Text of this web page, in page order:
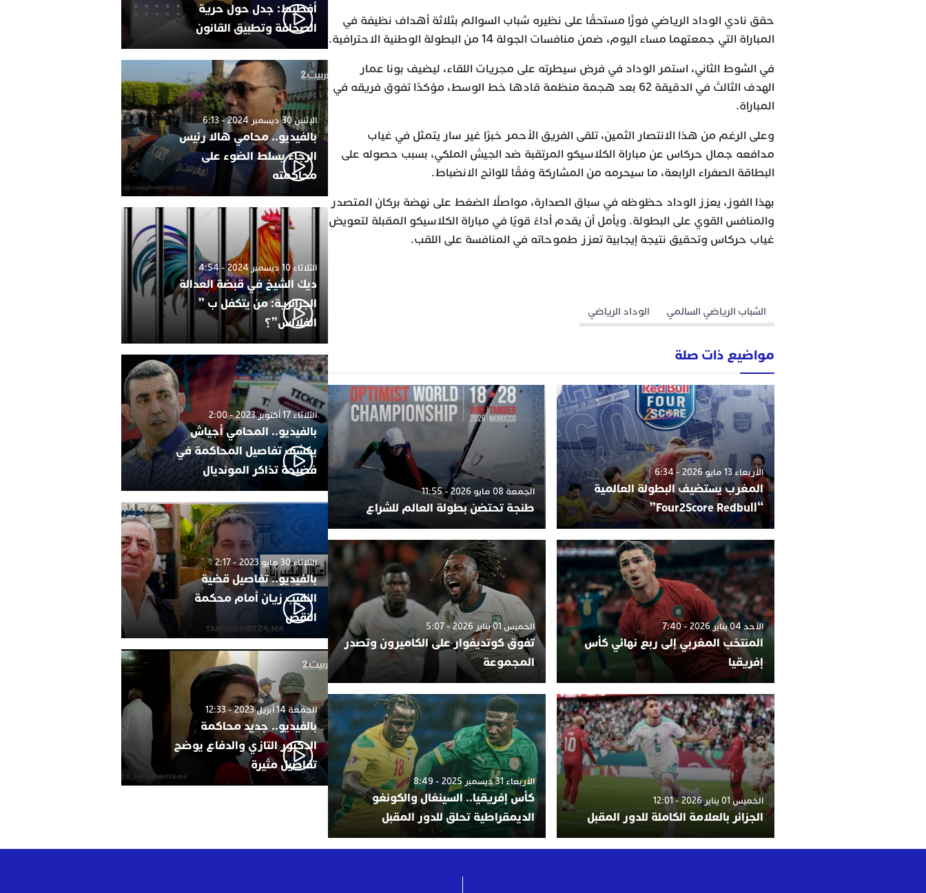
حقق نادي الوداد الرياضي فوزًا مستحقًا على نظيره شباب السوالم بثلاثة أهداف نظيفة في
المباراة التي جمعتهما مساء اليوم، ضمن منافسات الجولة 14 من البطولة الوطنية الاحترافية.
في الشوط الثاني، استمر الوداد في فرض سيطرته على مجريات اللقاء، ليضيف بونا عمار
الهدف الثالث في الدقيقة 62 بعد هجمة منظمة قادها خط الوسط، مؤكدًا تفوق فريقه في
المباراة.
وعلى الرغم من هذا الانتصار الثمين، تلقى الفريق الأحمر خبرًا غير سار يتمثل في غياب
مدافعه جمال حركاس عن مباراة الكلاسيكو المرتقبة ضد الجيش الملكي، بسبب حصوله على
البطاقة الصفراء الرابعة، ما سيحرمه من المشاركة وفقًا للوائح الانضباط.
بهذا الفوز، يعزز الوداد حظوظه في سباق الصدارة، مواصلًا الضغط على نهضة بركان المتصدر
والمنافس القوي على البطولة. ويأمل أن يقدم أداءً قويًا في مباراة الكلاسيكو المقبلة لتعويض
غياب حركاس وتحقيق نتيجة إيجابية تعزز طموحاته في المنافسة على اللقب.
الشباب الرياضي السالمي الوداد الرياضي
مواضيع ذات صلة
الأربعاء 13 مايو 2026 - 6:34
المغرب يستضيف البطولة العالمية
“Four2Score Redbull”
الجمعة 08 مايو 2026 - 11:55
طنجة تحتضن بطولة العالم للشراع
الأحد 04 يناير 2026 - 7:40
المنتخب المغربي إلى ربع نهائي كأس
إفريقيا
الخميس 01 يناير 2026 - 5:07
تفوق كوتديفوار على الكاميرون وتصدر
المجموعة
الخميس 01 يناير 2026 - 12:01
الجزائر بالعلامة الكاملة للدور المقبل
الأربعاء 31 ديسمبر 2025 - 8:49
كأس إفريقيا.. السينغال والكونغو
الديمقراطية تحلق للدور المقبل
أفطيط: جدل حول حرية
الصحافة وتطبيق القانون
الإثنين 30 ديسمبر 2024 - 6:13
بالفيديو.. محامي هالا رئيس
الرجاء يسلط الضوء على
محاكمته
الثلاثاء 10 ديسمبر 2024 - 4:54
ديك الشيخ في قبضة العدالة
الجزائرية: من يتكفل ب ”
الفلالس”؟
الثلاثاء 17 أكتوبر 2023 - 2:00
بالفيديو.. المحامي أجياش
يكشف تفاصيل المحاكمة في
فضيحة تذاكر المونديال
الثلاثاء 30 مايو 2023 - 2:17
بالفيديو.. تفاصيل قضية
النقيب زيان أمام محكمة
النقض
الجمعة 14 أبريل 2023 - 12:33
بالفيديو.. جديد محاكمة
الدكتور التازي والدفاع يوضح
تفاصيل مثيرة